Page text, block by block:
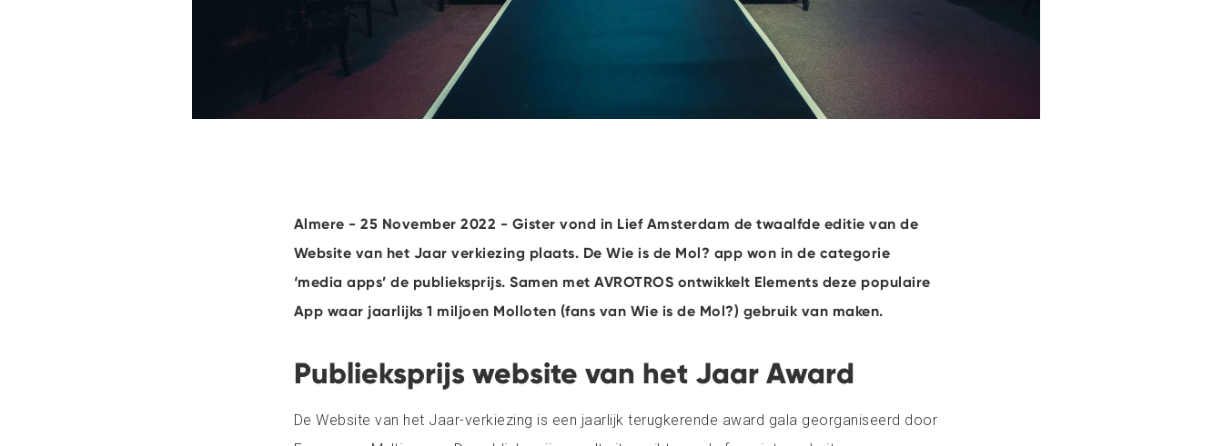
Almere - 25 November 2022 - Gister vond in Lief Amsterdam de twaalfde editie van de
Website van het Jaar verkiezing plaats. De Wie is de Mol? app won in de categorie
‘media apps’ de publieksprijs. Samen met AVROTROS ontwikkelt Elements deze populaire
App waar jaarlijks 1 miljoen Molloten (fans van Wie is de Mol?) gebruik van maken.
Publieksprijs website van het Jaar Award
De Website van het Jaar-verkiezing is een jaarlijk terugkerende award gala georganiseerd door